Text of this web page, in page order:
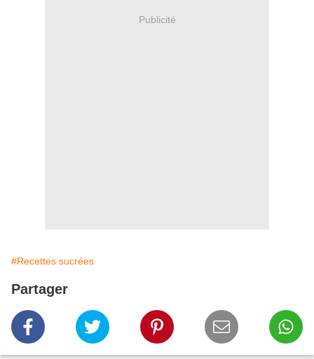
Publicité
#Recettes sucrées
Partager